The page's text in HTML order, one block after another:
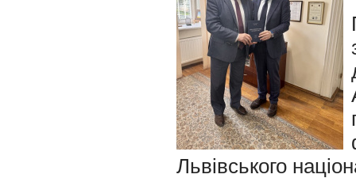
Львівського